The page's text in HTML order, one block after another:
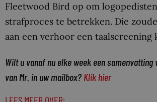
Fleetwood Bird op om
strafproces te betrekken. Die
aan een verhoor een taalscreening
Wilt u vanaf nu elke week een samenvatting
van Mr. in uw mailbox? Klik hier